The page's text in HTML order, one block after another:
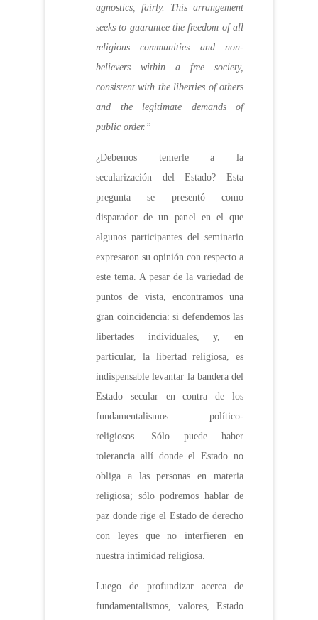
agnostics, fairly. This arrangement
seeks to guarantee the freedom of all
religious communities and non-
believers within a free society,
consistent with the liberties of others
and the legitimate demands of
public order.”
¿Debemos temerle a la
secularización del Estado? Esta
pregunta se presentó como
disparador de un panel en el que
algunos participantes del seminario
expresaron su opinión con respecto a
este tema. A pesar de la variedad de
puntos de vista, encontramos una
gran coincidencia: si defendemos las
libertades individuales, y, en
particular, la libertad religiosa, es
indispensable levantar la bandera del
Estado secular en contra de los
fundamentalismos político-
religiosos. Sólo puede haber
tolerancia allí donde el Estado no
obliga a las personas en materia
religiosa; sólo podremos hablar de
paz donde rige el Estado de derecho
con leyes que no interfieren en
nuestra intimidad religiosa.
Luego de profundizar acerca de
fundamentalismos, valores, Estado